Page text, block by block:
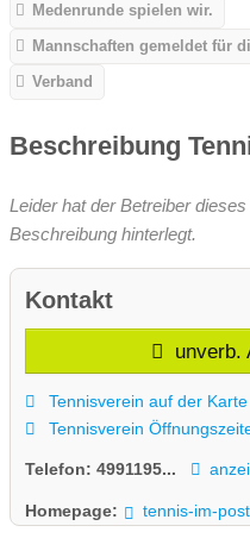
Medenrunde spielen wir.
Mannschaften gemeldet für
Verband
Beschreibung
Leider hat der Betreiber
Beschreibung hinterlegt.
Kontakt
unverb.
Tennisverein auf der Karte
Tennisverein
Telefon: 4991195...
Homepage: tennis-im-